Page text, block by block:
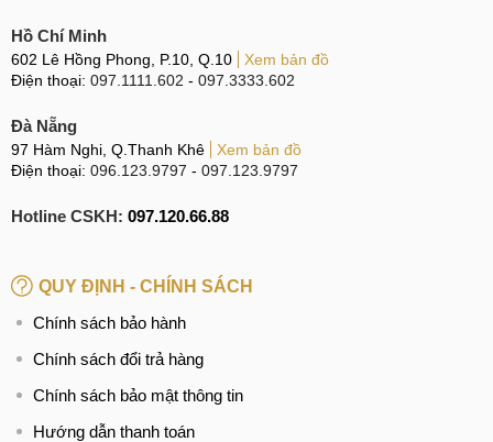
Realme GT Neo 6 SE có cạnh viền phẳng độ dày 8,7mm
Tuy có độ dày 8,7mm với với thiết kế bo cong, người dùng
sẽ cảm thấy chiếc máy không bị dày. Việc trang bị bộ vỏ
nhưng bù lại, Realme GT Neo 6 SE sẽ có khả năng thu, bắt
Màu sắc sang trọng, thanh lịch
Realme GT Neo 6 SE sở hữu mặt lưng giả kính sang trọng
cùng khung viền nhựa được sơn đông màu với mặt lưng.
Hồ Chí Minh
602 Lê Hồng Phong, P.10, Q.10
Xem bản đồ
Điện thoại: 097.1111.602 - 097.3333.602
Đà Nẵng
97 Hàm Nghi, Q.Thanh Khê
Xem bản đồ
Điện thoại: 096.123.9797 - 097.123.9797
Hotline CSKH: 097.120.66.88
QUY ĐỊNH - CHÍNH SÁCH
Chính sách bảo hành
Chính sách đổi trả hàng
Chính sách bảo mật thông tin
Hướng dẫn thanh toán